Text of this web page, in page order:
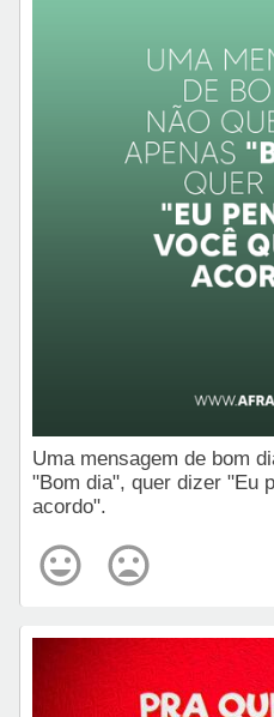
Uma mensagem de bom
"Bom dia", quer dizer "Eu
acordo".